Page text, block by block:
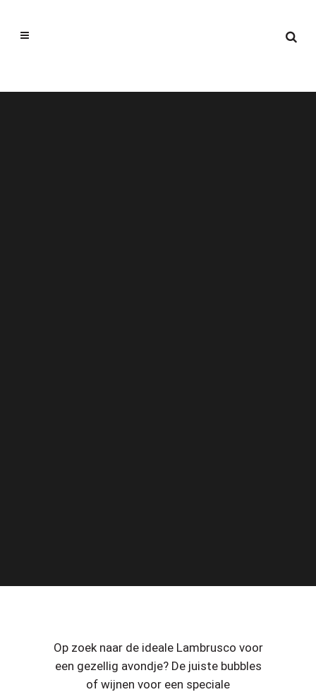
Op zoek naar de ideale Lambrusco voor
een gezellig avondje? De juiste bubbles
of wijnen voor een speciale